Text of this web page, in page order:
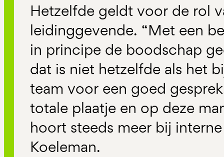
Hetzelfde geldt voor de rol
leidinggevende. “Met een
in principe de boodschap
dat is niet hetzelfde als het
team voor een goed
totale plaatje en op deze
hoort steeds meer bij
Koeleman.